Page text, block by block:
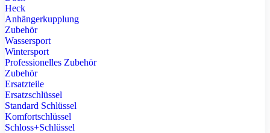
Heck
Anhängerkupplung
Zubehör
Wassersport
Wintersport
Professionelles Zubehör
Zubehör
Ersatzteile
Ersatzschlüssel
Standard Schlüssel
Komfortschlüssel
Schloss+Schlüssel